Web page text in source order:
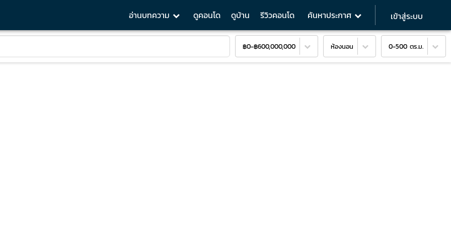
อ่านบทความ ดูคอนโด ดูบ้าน รีวิวคอนโด ค้นหาประกาศ เข้าสู่ระบบ
฿0-฿600,000,000 ห้องนอน 0-500 ตร.ม.